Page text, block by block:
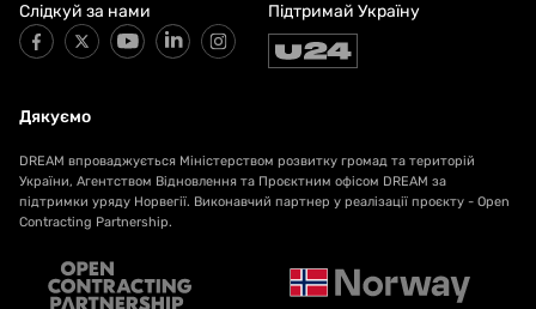
Слідкуй за нами Підтримай Україну
Дякуємо
DREAM впроваджується Міністерством розвитку громад та територій
України, Агентством Відновлення та Проєктним офісом DREAM за
підтримки уряду Норвегії. Виконавчий партнер у реалізації проєкту - Open
Contracting Partnership.